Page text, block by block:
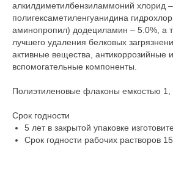
алкилдиметилбензиламмоний хлорид –
полигексаметиленгуанидина
аминопропил) додециламин – 5.0%, а
лучшего удаления белковых
активные вещества, антикоррозийные
вспомогательные компоненты.
Полиэтиленовые флаконы емкостью 1,
Срок годности
5 лет в закрытой упаковке
Срок годности рабочих растворов 15